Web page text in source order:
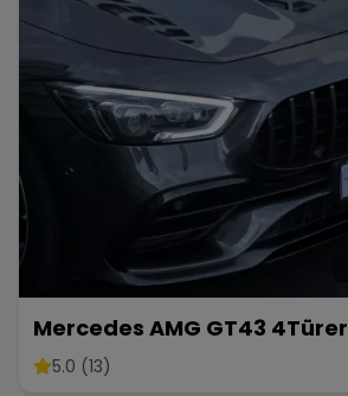
McLaren Ford
Tesla Chevrolet
Rolls Royce
Bugatti
Mercedes AMG GT43 4Türer
5.0 (13)